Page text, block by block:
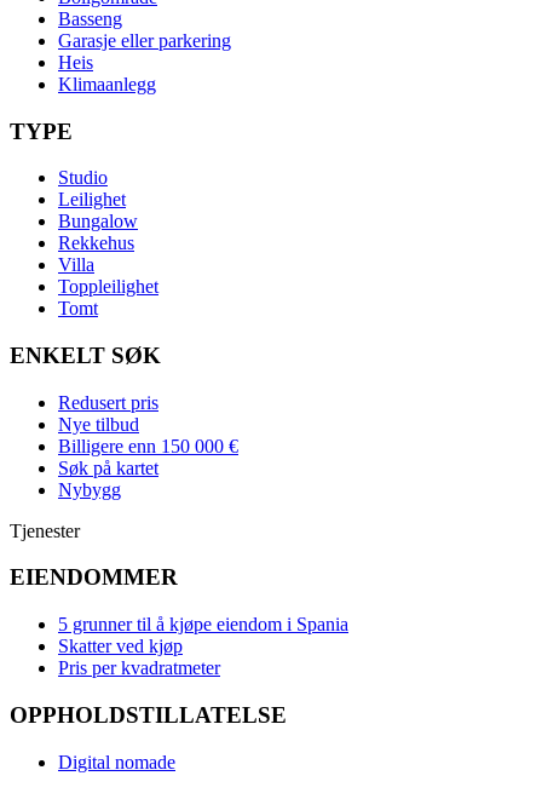
Basseng
Garasje eller parkering
Heis
Klimaanlegg
TYPE
Studio
Leilighet
Bungalow
Rekkehus
Villa
Toppleilighet
Tomt
ENKELT SØK
Redusert pris
Nye tilbud
Billigere enn 150 000 €
Søk på kartet
Nybygg
Tjenester
EIENDOMMER
5 grunner til å kjøpe eiendom i Spania
Skatter ved kjøp
Pris per kvadratmeter
OPPHOLDSTILLATELSE
Digital nomade